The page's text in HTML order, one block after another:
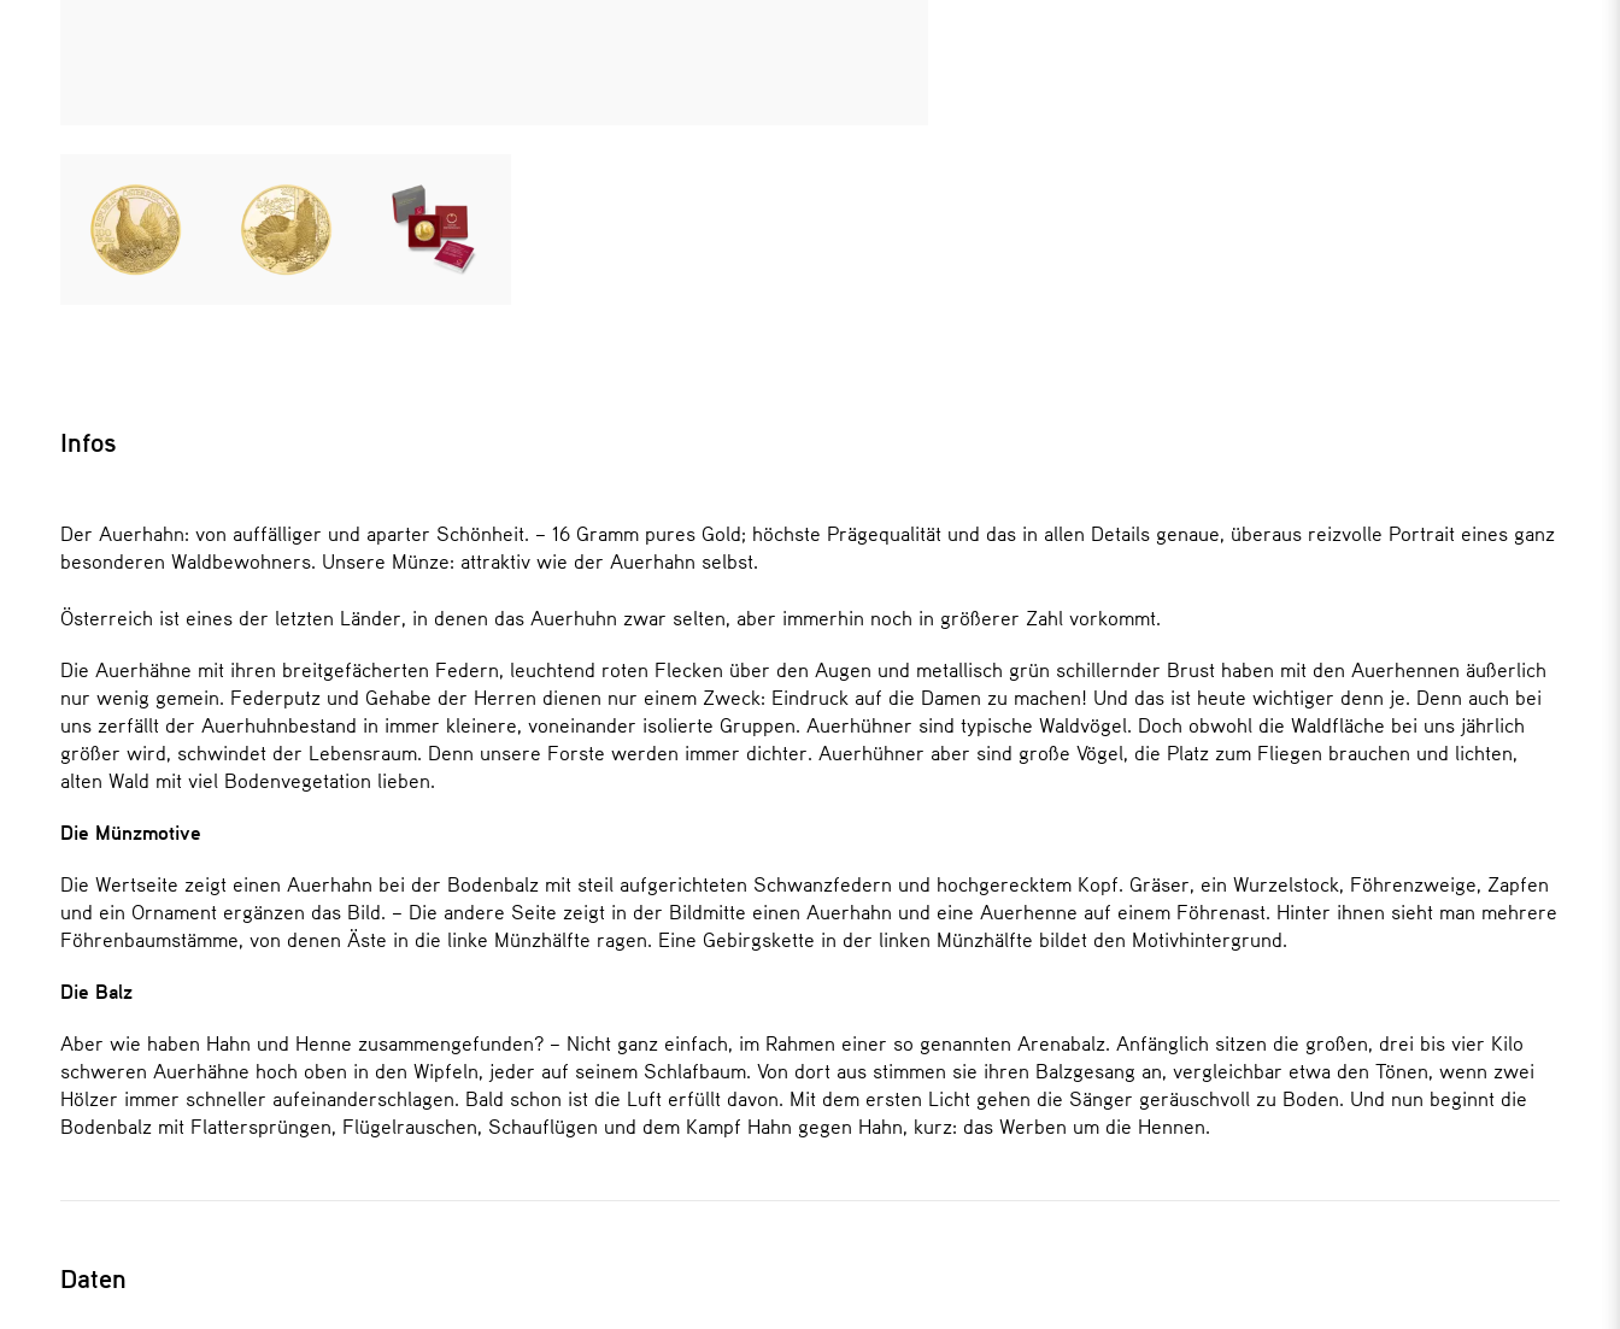
Infos
Der Auerhahn: von auffälliger und aparter Schönheit. – 16 Gramm pures Gold; höchste Prägequalität und das in allen Details genaue, überaus reizvolle Portrait eines ganz
besonderen Waldbewohners. Unsere Münze: attraktiv wie der Auerhahn selbst.
Österreich ist eines der letzten Länder, in denen das Auerhuhn zwar selten, aber immerhin noch in größerer Zahl vorkommt.
Die Auerhähne mit ihren breitgefächerten Federn, leuchtend roten Flecken über den Augen und metallisch grün schillernder Brust haben mit den Auerhennen äußerlich
nur wenig gemein. Federputz und Gehabe der Herren dienen nur einem Zweck: Eindruck auf die Damen zu machen! Und das ist heute wichtiger denn je. Denn auch bei
uns zerfällt der Auerhuhnbestand in immer kleinere, voneinander isolierte Gruppen. Auerhühner sind typische Waldvögel. Doch obwohl die Waldfläche bei uns jährlich
größer wird, schwindet der Lebensraum. Denn unsere Forste werden immer dichter. Auerhühner aber sind große Vögel, die Platz zum Fliegen brauchen und lichten,
alten Wald mit viel Bodenvegetation lieben.
Die Münzmotive
Die Wertseite zeigt einen Auerhahn bei der Bodenbalz mit steil aufgerichteten Schwanzfedern und hochgerecktem Kopf. Gräser, ein Wurzelstock, Föhrenzweige, Zapfen
und ein Ornament ergänzen das Bild. – Die andere Seite zeigt in der Bildmitte einen Auerhahn und eine Auerhenne auf einem Föhrenast. Hinter ihnen sieht man mehrere
Föhrenbaumstämme, von denen Äste in die linke Münzhälfte ragen. Eine Gebirgskette in der linken Münzhälfte bildet den Motivhintergrund.
Die Balz
Aber wie haben Hahn und Henne zusammengefunden? – Nicht ganz einfach, im Rahmen einer so genannten Arenabalz. Anfänglich sitzen die großen, drei bis vier Kilo
schweren Auerhähne hoch oben in den Wipfeln, jeder auf seinem Schlafbaum. Von dort aus stimmen sie ihren Balzgesang an, vergleichbar etwa den Tönen, wenn zwei
Hölzer immer schneller aufeinanderschlagen. Bald schon ist die Luft erfüllt davon. Mit dem ersten Licht gehen die Sänger geräuschvoll zu Boden. Und nun beginnt die
Bodenbalz mit Flattersprüngen, Flügelrauschen, Schauflügen und dem Kampf Hahn gegen Hahn, kurz: das Werben um die Hennen.
Daten